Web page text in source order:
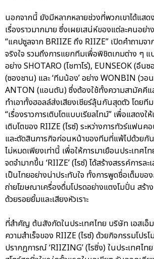
นอกจากนี้ ยังมีหลากหลายช่วงที่พวกเขาได้แส
เรื่องราวมากมาย ซึ่งเผยเสน่ห์ของแต่ละคนอย่า
“แคปซูลจาก BRIIZE ถึง RIIZE” เปิดคำถามจ
จริงใจ รวมถึงการแยกทีมเพื่อพิชิตเกมต่าง ๆ แ
อย่าง SHOTARO (โชทาโร่), EUNSEOK (อึน
(ซองชาน) และ ‘ทีมน้อง’ อย่าง WONBIN (วอ
ANTON (แอนตัน) ซึ่งต้องใช้ทั้งความสามัคคีแ
ทำเอาทั้งฮอลล์ส่งเสียงเชียร์ลุ้นกันสุดตัว โดยที
“เรื่องราวการเติบโตแบบเรียลไทม์” เพื่อแสดงใ
เติบโตของ RIIZE (ไรซ์) ระหว่างการทัวร์แฟน
และตัดสินภารกิจก่อนหน้าของทีมที่แพ้ไปด้วยกั
ไม่หมดเพียงเท่านี้ เพื่อให้การมาเยือนประเทศ
จดจำมากขึ้น ‘RIIZE’ (ไรซ์) ได้สร้างสรรค์การล
เป็นไทยอย่างน่าประทับใจ ทั้งการพูดชื่อเต็มขอ
ถ่ายโฆษณาเครื่องดื่มโปรดอย่างแตงโมปั่น สร้า
ด้วยรอยยิ้มและเสียงหัวเราะ
ที่สำคัญ ต้นสังกัดในประเทศไทย บริษัท เอสเอ็
ความสำเร็จของ RIIZE (ไรซ์) ด้วยกิจกรรมโปร
ปรากฏการณ์ ‘RIIZING’ (ไรซิ่ง) ในประเทศไ